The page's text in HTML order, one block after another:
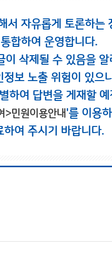
서 자유롭게 토론하는
합하여 운영합니다.
삭제될 수 있음을 알
보 노출 위험이 있으
하여 답변을 게재할
>민원이용안내'를 이용
여 주시기 바랍니다.